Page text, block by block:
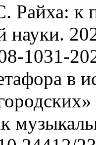
Райха: к
науки.
1031-
в